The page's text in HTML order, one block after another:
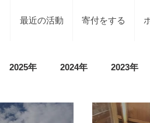
最近の活動 寄付をする
2025年 2024年 2023年
メディア掲載情報 募集情報